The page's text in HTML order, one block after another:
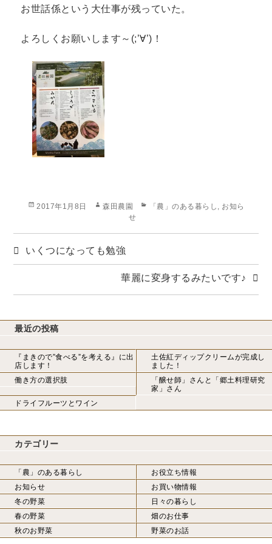
お世話係という大仕事が残っていた。
よろしくお願いします～(;’∀’)！
投
2017年1月8日
作
森田農園
カ「農」のある暮らし , お知ら
せ
いくつになっても勉強
華麗に変身するみたいです♪
最近の投稿
『まきので”食べる”を考える』に出
店します！
土佐紅ディップクリームが完成し
ました！
働き方の選択肢
「醸せ師」さんと「郷土料理研究
家」さん
ドライフルーツとワイン
カテゴリー
「農」のある暮らし
お役立ち情報
お知らせ
お買い物情報
冬の野菜
日々の暮らし
春の野菜
畑のお仕事
秋のお野菜
野菜のお話